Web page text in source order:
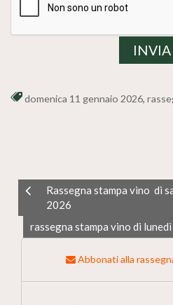
domenica 11 gennaio 2026,
Rassegna stampa vino di
2026
rassegna stampa vino di
Abbonati alla